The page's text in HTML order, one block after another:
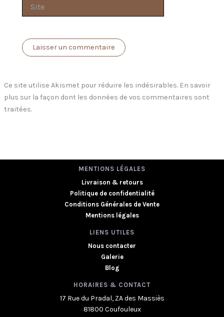
Ce site utilise Akismet pour réduire les indésirables. En savoir
plus sur la façon dont les données de vos commentaires sont
traitées.
MENTIONS LÉGALES
Livraison & retours
Politique de confidentialité
Conditions Générales de Vente
Mentions légales
LIENS UTILES
Nous contacter
Galerie
Blog
HORAIRES & CONTACT
17 Rue du Pradal, ZA des Massiès
81800 Coufouleux